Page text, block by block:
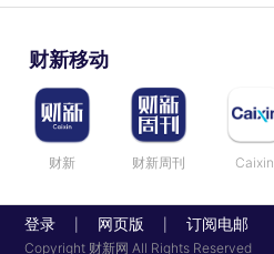
财新移动
财新 财新周刊 Caixin
登录 网页版 订阅电邮
Copyright 财新网 All Rights Reserved